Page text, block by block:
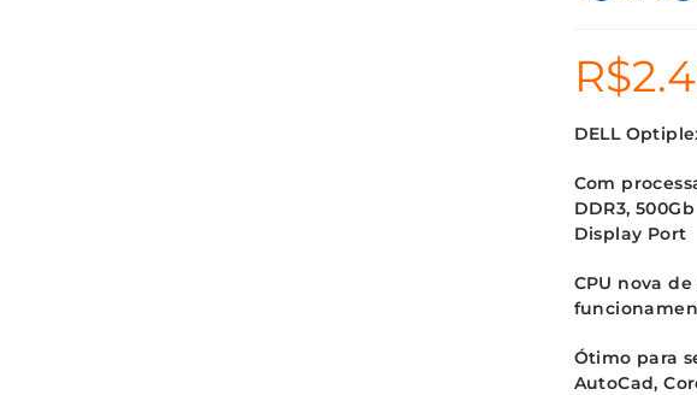
R$
DELL
Com
DDR3,
Display Port
CPU nova
Ótimo para
AutoCad,